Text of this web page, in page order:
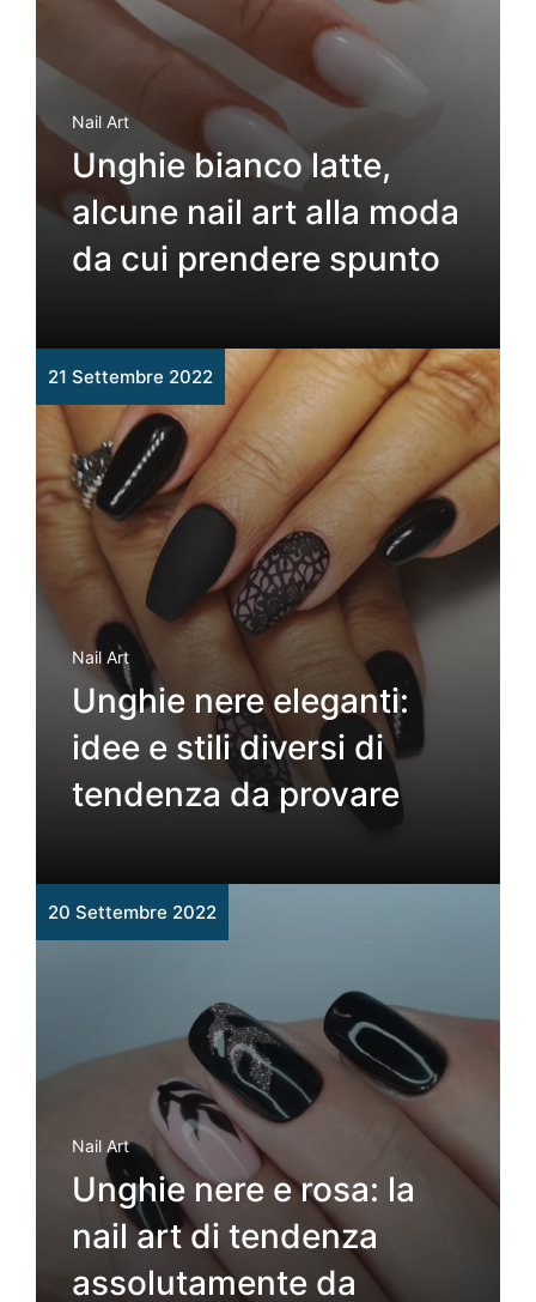
Nail Art
Unghie bianco latte,
alcune nail art alla moda
da cui prendere spunto
21 Settembre 2022
Nail Art
Unghie nere eleganti:
idee e stili diversi di
tendenza da provare
20 Settembre 2022
Nail Art
Unghie nere e rosa: la
nail art di tendenza
assolutamente da